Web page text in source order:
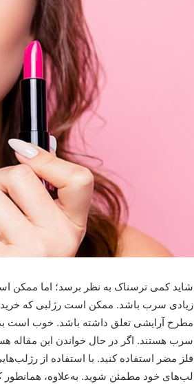
شاید کمی ترسناک به نظر برسد؛ اما ممکن
زیادی سرب باشد. ممکن است رژلبی که
سرب هستند. اگر در حال خواندن این مقاله
فلز مضر استفاده کنید. با استفاده از
لب‌های خود مطمئن شوید. به‌علاوه، همانطور